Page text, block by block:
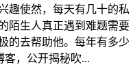
趣使然，每天有几十的私
陌生人真正遇到难题需要
的去帮助他。每年有多少
客，公开揭秘吹...